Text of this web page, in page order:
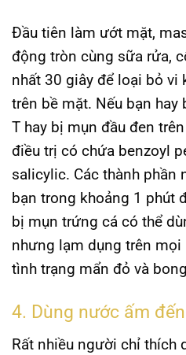
Đầu tiên làm ướt mặt,
động tròn cùng sữa rửa,
nhất 30 giây để loại bỏ vi
trên bề mặt. Nếu bạn
T hay bị mụn đầu đen
điều trị có chứa benzoyl
salicylic. Các thành phần
bạn trong khoảng 1 phút
bị mụn trứng cá có thể
nhưng lạm dụng trên
tình trạng mẩn đỏ và
4. Dùng nước ấm
Rất nhiều người chỉ thích